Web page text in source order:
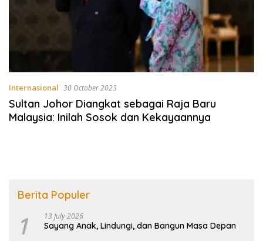
Internasional 30 October 2023
Sultan Johor Diangkat sebagai Raja Baru
Malaysia: Inilah Sosok dan Kekayaannya
Berita Populer
1 13 July 2026
Sayang Anak, Lindungi, dan Bangun Masa Depan